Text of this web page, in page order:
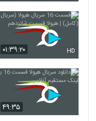
۰۱:۳۹:۲۰ HD
۴۹:۳۵